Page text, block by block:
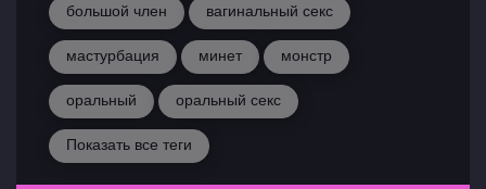
большой член вагинальный секс
мастурбация минет монстр
оральный оральный секс
Показать все теги